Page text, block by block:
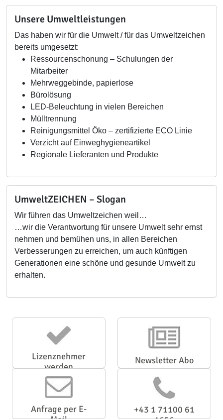
Unsere Umweltleistungen
Das haben wir für die Umwelt / für das Umweltzeichen
bereits umgesetzt:
Ressourcenschonung – Schulungen der
Mitarbeiter
Mehrweggebinde, papierlose
Bürolösung
LED-Beleuchtung in vielen Bereichen
Mülltrennung
Reinigungsmittel Öko – zertifizierte ECO Linie
Verzicht auf Einweghygieneartikel
Regionale Lieferanten und Produkte
UmweltZEICHEN – Slogan
Wir führen das Umweltzeichen weil…
…wir die Verantwortung für unsere Umwelt sehr ernst
nehmen und bemühen uns, in allen Bereichen
Verbesserungen zu erreichen, um auch künftigen
Generationen eine schöne und gesunde Umwelt zu
erhalten.
Lizenznehmer
werden
Newsletter Abo
Anfrage per E-
+43 1 71100 61